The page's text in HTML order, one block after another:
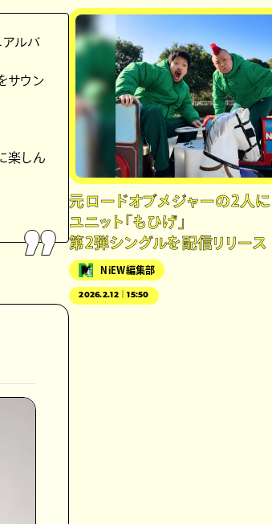
アルバ
サウン
楽しん
元ロードオブメジャーの2人
ユニット「もひげ」
第2弾シングルを配信リリース
NiEW編集部
2026.2.12｜15:50